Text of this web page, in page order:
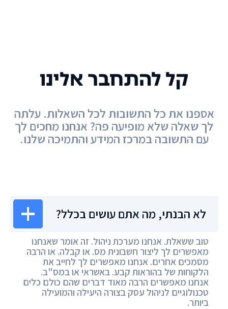
לא הבנתי, מה אתם עושים בכלל?
טוב ששאלת. אנחנו מערכת ניהול. זה אומר שאנחנו
מאפשרים לך ליצור חשבונית מס. או קבלה. או הרבה
מסמכים אחרים. אנחנו מאפשרים לך לחייב את
הלקוחות של בהוראות קבע. באשראי או במס"ב.
אנחנו מאפשרים הרבה מאוד דברים שהם כולם כלים
טכנולוגיים לניהול עסק בצורה היעילה והמועילה
ביותר.
קל להתחבר אלינו
אספנו את כל התשובות לכל השאלות. עלתה
לך שאלה שלא מופיעה פה? אנחנו מחכים לך
עם התשובה במרכז המידע והתמיכה שלנו.